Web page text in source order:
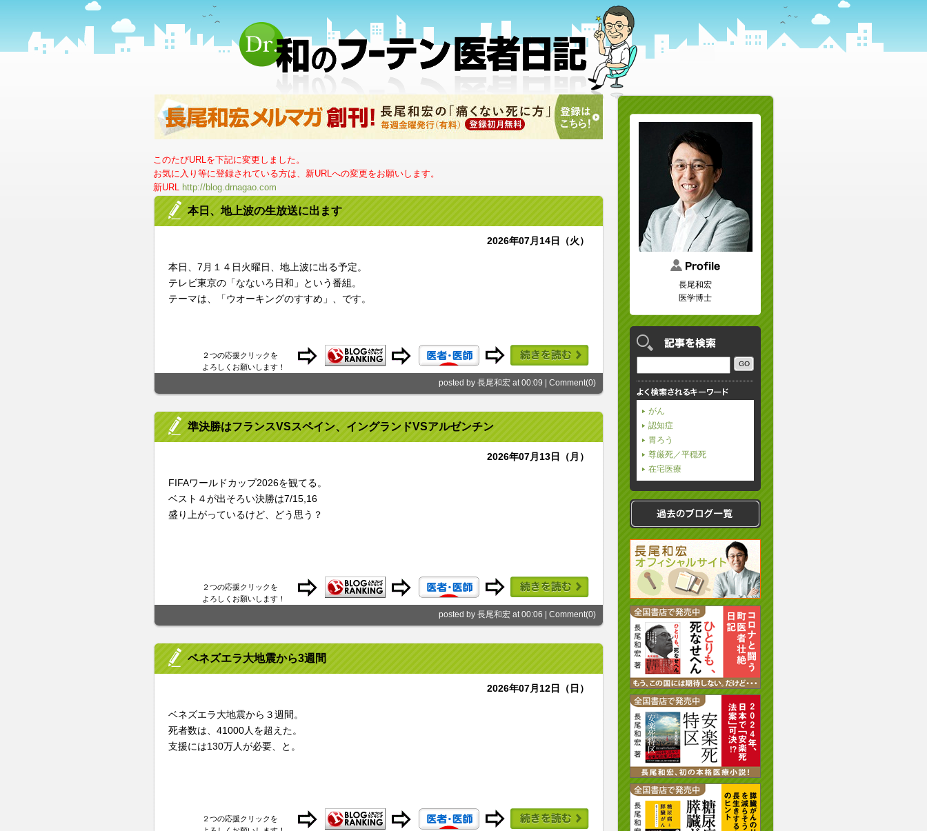
このたびURLを下記に変更しました。
お気に入り等に登録されている方は、新URLへの変更をお願いします。
新URL http://blog.drnagao.com
本日、地上波の生放送に出ます
2026年07月14日（火）
本日、7月１４日火曜日、地上波に出る予定。
テレビ東京の「なないろ日和」という番組。
テーマは、「ウオーキングのすすめ」、です。
２つの応援クリックを
よろしくお願いします！
posted by 長尾和宏 at 00:09 | Comment(0)
準決勝はフランスVSスペイン、イングランドVSアルゼンチン
2026年07月13日（月）
FIFAワールドカップ2026を観てる。
ベスト４が出そろい決勝は7/15,16
盛り上がっているけど、どう思う？
２つの応援クリックを
よろしくお願いします！
posted by 長尾和宏 at 00:06 | Comment(0)
ベネズエラ大地震から3週間
2026年07月12日（日）
ベネズエラ大地震から３週間。
死者数は、41000人を超えた。
支援には130万人が必要、と。
２つの応援クリックを
長尾和宏
医学博士
がん
認知症
胃ろう
尊厳死／平穏死
在宅医療